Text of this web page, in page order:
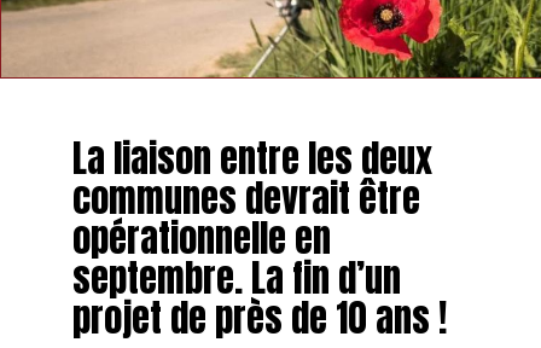
La liaison entre les deux
communes devrait être
opérationnelle en
septembre. La fin d’un
projet de près de 10 ans !